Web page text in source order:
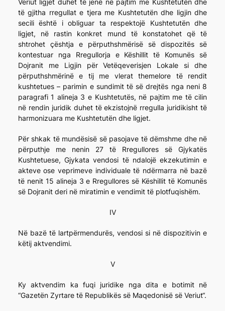
Veriut ligjet duhet të jenë në pajtim me Kushtetutën dhe
të gjitha rregullat e tjera me Kushtetutën dhe ligjin dhe
secili është i obliguar ta respektojë Kushtetutën dhe
ligjet, në rastin konkret mund të konstatohet që të
shtrohet çështja e përputhshmërisë së dispozitës së
kontestuar nga Rregullorja e Këshillit të Komunës së
Dojranit me Ligjin për Vetëqeverisjen Lokale si dhe
përputhshmërinë e tij me vlerat themelore të rendit
kushtetues – parimin e sundimit të së drejtës nga neni 8
paragrafi 1 alineja 3 e Kushtetutës, në pajtim me të cilin
në rendin juridik duhet të ekzistojnë rregulla juridikisht të
harmonizuara me Kushtetutën dhe ligjet.
Për shkak të mundësisë së pasojave të dëmshme dhe në
përputhje me nenin 27 të Rregullores së Gjykatës
Kushtetuese, Gjykata vendosi të ndalojë ekzekutimin e
akteve ose veprimeve individuale të ndërmarra në bazë
të nenit 15 alineja 3 e Rregullores së Këshillit të Komunës
së Dojranit deri në miratimin e vendimit të plotfuqishëm.
IV
Në bazë të lartpërmendurës, vendosi si në dispozitivin e
këtij aktvendimi.
V
Ky aktvendim ka fuqi juridike nga dita e botimit në
“Gazetën Zyrtare të Republikës së Maqedonisë së Veriut“.